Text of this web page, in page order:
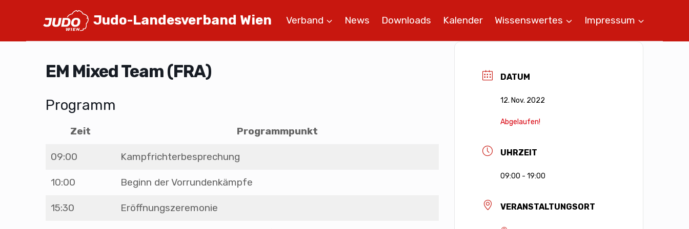
Judo-Landesverband Wien Verband News Downloads Kalender Wissenswertes Impressum
EM Mixed Team (FRA)
Programm
Zeit Programmpunkt
09:00 Kampfrichterbesprechung
10:00 Beginn der Vorrundenkämpfe
15:30 Eröffnungszeremonie
DATUM
12. Nov. 2022
Abgelaufen!
UHRZEIT
09:00 - 19:00
VERANSTALTUNGSORT